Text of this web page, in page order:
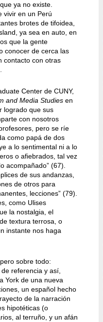
ya no existe.
vivir en un Perú
brotes de tifoidea,
ya sea en auto, en
que la gente
conocer de cerca las
contacto con otras
Center de CUNY,
and Media Studies en
logrado que sus
con nosotros
pero se ríe
como papá de dos
a lo sentimental ni a lo
o afiebrados, tal vez
acompañado” (67).
de sus andanzas,
de otros para
lecciones” (79).
como Ulises
la nostalgia, el
textura terrosa, o
instante nos haga
sobre todo:
referencia y así,
York de una nueva
un español hecho
de la narración
hipotéticas (o
al terruño, y un afán